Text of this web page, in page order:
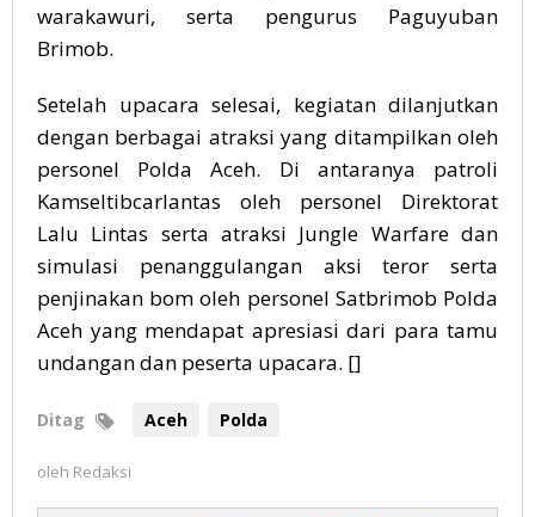
warakawuri, serta pengurus Paguyuban
Brimob.
Setelah upacara selesai, kegiatan dilanjutkan
dengan berbagai atraksi yang ditampilkan oleh
personel Polda Aceh. Di antaranya patroli
Kamseltibcarlantas oleh personel Direktorat
Lalu Lintas serta atraksi Jungle Warfare dan
simulasi penanggulangan aksi teror serta
penjinakan bom oleh personel Satbrimob Polda
Aceh yang mendapat apresiasi dari para tamu
undangan dan peserta upacara. []
Ditag Aceh Polda
oleh Redaksi